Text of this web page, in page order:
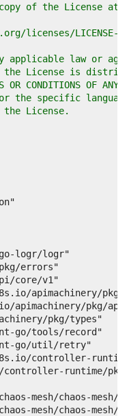
of the License at
licenses/LICENSE-
applicable law or
License is
OR CONDITIONS OF
the specific language
License.